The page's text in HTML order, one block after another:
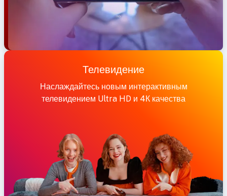
Телевидение
Наслаждайтесь новым интерактивным
телевидением Ultra HD и 4К качества